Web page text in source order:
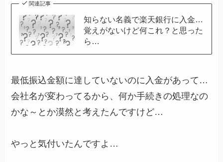
関連記事
知らない名義で楽天銀行に入金…
覚えがないけど何これ？と思った
ら…
最低振込金額に達していないのに入金があって…
会社名が変わってるから、何か手続きの処理なの
かな～とか漠然と考えたんですけど…
やっと気付いたんですよ…